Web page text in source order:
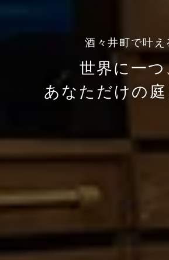
酒々井町で叶え
世界に一つ
あなただけの